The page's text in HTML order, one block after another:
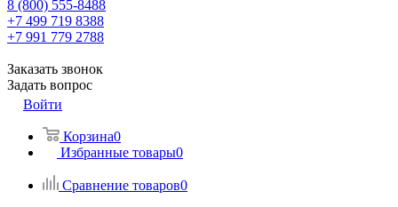
8 (800) 555-8488
+7 499 719 8388
+7 991 779 2788
Заказать звонок
Задать вопрос
Войти
Корзина0
Избранные товары0
Сравнение товаров0